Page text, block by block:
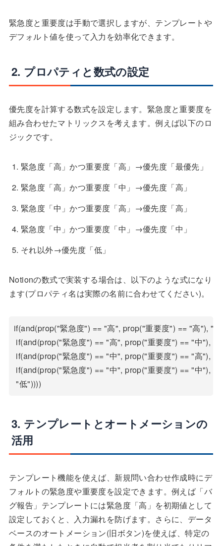
緊急度と重要度は手動で選択しますが、テンプレートや
デフォルト値を使って入力を効率化できます。
2. プロパティと数式の設定
優先度を計算する数式を設定します。緊急度と重要度を
組み合わせたマトリックスを考えます。例えば以下のロ
ジックです。
緊急度「高」かつ重要度「高」→優先度「最優先」
緊急度「高」かつ重要度「中」→優先度「高」
緊急度「中」かつ重要度「高」→優先度「高」
緊急度「中」かつ重要度「中」→優先度「中」
それ以外→優先度「低」
Notionの数式で実装する場合は、以下のような式になり
ます(プロパティ名は実際の名前に合わせてください)。
if(and(prop("緊急度") == "高", prop("重要度") == "高"), "
if(and(prop("緊急度") == "高", prop("重要度") == "中"), "
if(and(prop("緊急度") == "中", prop("重要度") == "高"), "
if(and(prop("緊急度") == "中", prop("重要度") == "中"), "
"低"))))
3. テンプレートとオートメーションの
活用
テンプレート機能を使えば、新規問い合わせ作成時にデ
フォルトの緊急度や重要度を設定できます。例えば「バ
グ報告」テンプレートには緊急度「高」を初期値として
設定しておくと、入力漏れを防げます。さらに、データ
ベースのオートメーション(旧ボタン)を使えば、特定の